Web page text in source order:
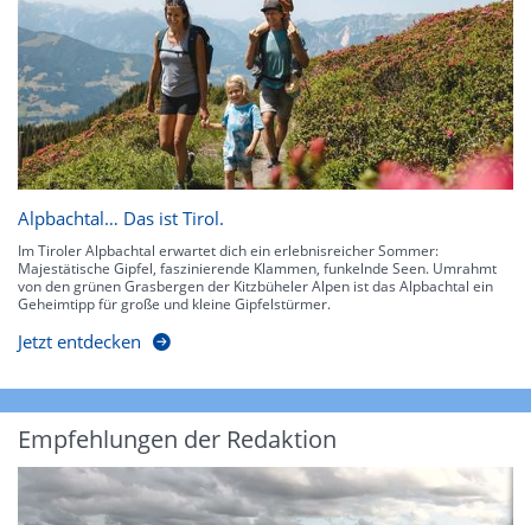
Alpbachtal… Das ist Tirol.
Im Tiroler Alpbachtal erwartet dich ein erlebnisreicher Sommer:
Majestätische Gipfel, faszinierende Klammen, funkelnde Seen. Umrahmt
von den grünen Grasbergen der Kitzbüheler Alpen ist das Alpbachtal ein
Geheimtipp für große und kleine Gipfelstürmer.
Jetzt entdecken
Empfehlungen der Redaktion